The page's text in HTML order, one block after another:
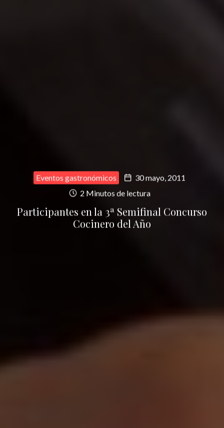
Eventos gastronómicos
30 mayo, 2011
2 Minutos de lectura
Participantes en la 3ª Semifinal Concurso
Cocinero del Año